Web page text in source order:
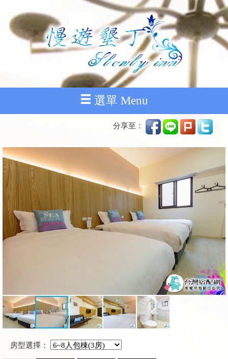
選單 Menu
分享至：
房型選擇：